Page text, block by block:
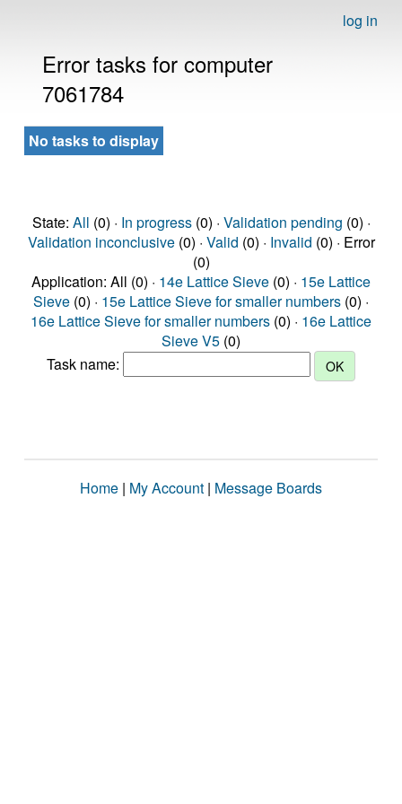
log in
Error tasks for computer
7061784
No tasks to display
State: All (0) · In progress(0) · Validation pending (0) ·
Validation inconclusive(0) · Valid (0) · Invalid (0) · Error
(0)
Application: All (0) · 14e Lattice Sieve (0) · 15e Lattice
Sieve (0) · 15e Lattice Sieve for smaller numbers (0) ·
16e Lattice Sieve for smaller numbers (0) · 16e Lattice
Sieve V5 (0)
Task name:
Home | My Account | Message Boards